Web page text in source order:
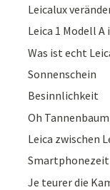
Leicalux
Leica 1 Modell
Was ist echt
Sonnenschein
Besinnlichkeit
Oh
Leica zwischen
Smartphonezeit
Je teurer die